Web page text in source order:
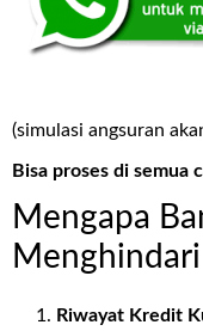
(simulasi angsuran
Bisa proses di semua
Mengapa
Riwayat Kredit